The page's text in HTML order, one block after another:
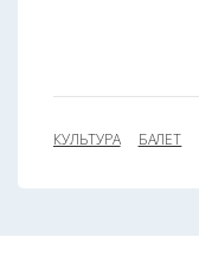
КУЛЬТУРА БАЛЕТ